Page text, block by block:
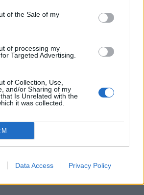
of the Sale of my
of processing my
Targeted Advertising.
of Collection, Use,
and/or Sharing of my
Is Unrelated with the
it was collected.
Data Access Privacy Policy
СУДСКАТА МАФИЈА РАБОТИ
ВАКА - Судијата Вулнет Винца
на бизнисменот Марковски
Северна Кореја и Русија градат
мистериозен мост
Исчезнаа десетмина
алпинисти во лавина во
Пакистан- меѓу нив и познат
УЛЦИЊ Е АЛБАНСКИ, ЌЕ ГО
ОСЛОБОДИМЕ- Скандалозна
објава на вицепремиерот на
Црна Гора
Вака не било никогаш на
чека и пет часа